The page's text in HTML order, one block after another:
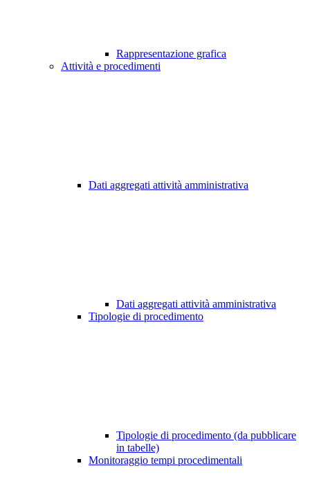
Rappresentazione grafica
Attività e procedimenti
Dati aggregati attività amministrativa
Dati aggregati attività amministrativa
Tipologie di procedimento
Tipologie di procedimento (da pubblicare
in tabelle)
Monitoraggio tempi procedimentali